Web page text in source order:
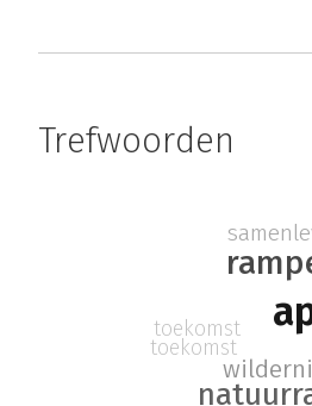
Trefwoorden
toekomst
toekomst